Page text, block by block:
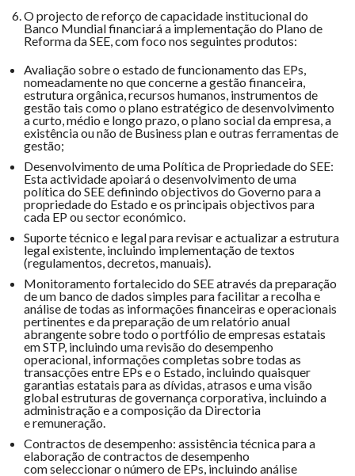
O projecto de reforço de capacidade institucional do
Banco Mundial financiará a implementação do Plano de
Reforma da SEE, com foco nos seguintes produtos:
Avaliação sobre o estado de funcionamento das EPs,
nomeadamente no que concerne a gestão financeira,
estrutura orgânica, recursos humanos, instrumentos de
gestão tais como o plano estratégico de desenvolvimento
a curto, médio e longo prazo, o plano social da empresa, a
existência ou não de Business plan e outras ferramentas de
gestão;
Desenvolvimento de uma Política de Propriedade do SEE:
Esta actividade apoiará o desenvolvimento de uma
política do SEE definindo objectivos do Governo para a
propriedade do Estado e os principais objectivos para
cada EP ou sector económico.
Suporte técnico e legal para revisar e actualizar a estrutura
legal existente, incluindo implementação de textos
(regulamentos, decretos, manuais).
Monitoramento fortalecido do SEE através da preparação
de um banco de dados simples para facilitar a recolha e
análise de todas as informações financeiras e operacionais
pertinentes e da preparação de um relatório anual
abrangente sobre todo o portfólio de empresas estatais
em STP, incluindo uma revisão do desempenho
operacional, informações completas sobre todas as
transacções entre EPs e o Estado, incluindo quaisquer
garantias estatais para as dívidas, atrasos e uma visão
global estruturas de governança corporativa, incluindo a
administração e a composição da Directoria
e remuneração.
Contractos de desempenho: assistência técnica para a
elaboração de contractos de desempenho
com seleccionar o número de EPs, incluindo análise